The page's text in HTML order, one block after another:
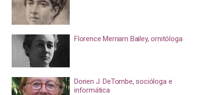
Florence Merriam Bailey, ornitóloga
Dorien J. DeTombe, socióloga e
informática